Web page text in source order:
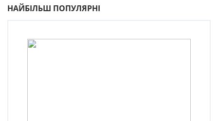
НАЙБІЛЬШ ПОПУЛЯРНІ